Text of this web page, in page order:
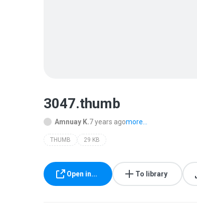
3047.thumb
Amnuay K.7 years agomore...
THUMB 29 KB
Open in... To library